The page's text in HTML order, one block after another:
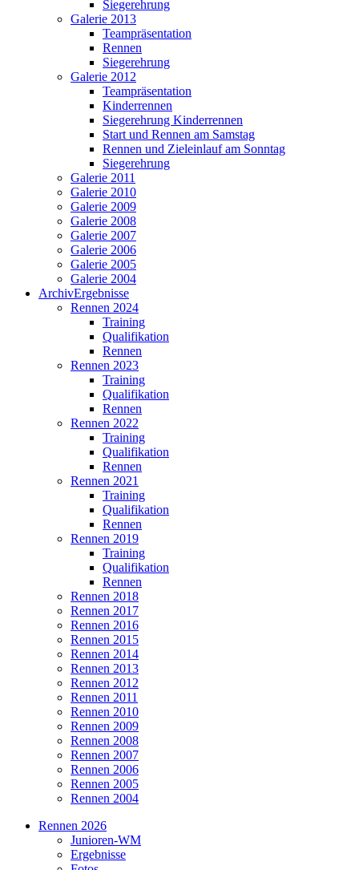
Siegerehrung
Galerie 2013
Teampräsentation
Rennen
Siegerehrung
Galerie 2012
Teampräsentation
Kinderrennen
Siegerehrung Kinderrennen
Start und Rennen am Samstag
Rennen und Zieleinlauf am Sonntag
Siegerehrung
Galerie 2011
Galerie 2010
Galerie 2009
Galerie 2008
Galerie 2007
Galerie 2006
Galerie 2005
Galerie 2004
ArchivErgebnisse
Rennen 2024
Training
Qualifikation
Rennen
Rennen 2023
Training
Qualifikation
Rennen
Rennen 2022
Training
Qualifikation
Rennen
Rennen 2021
Training
Qualifikation
Rennen
Rennen 2019
Training
Qualifikation
Rennen
Rennen 2018
Rennen 2017
Rennen 2016
Rennen 2015
Rennen 2014
Rennen 2013
Rennen 2012
Rennen 2011
Rennen 2010
Rennen 2009
Rennen 2008
Rennen 2007
Rennen 2006
Rennen 2005
Rennen 2004
Rennen 2026
Junioren-WM
Ergebnisse